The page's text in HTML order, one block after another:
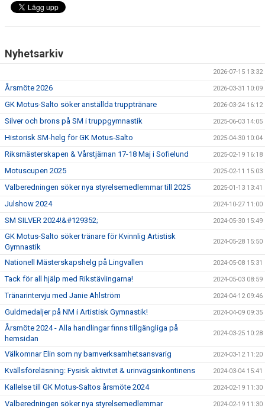
Nyhetsarkiv
2026-07-15 13:32
Årsmöte 2026 2026-03-31 10:09
GK Motus-Salto söker anställda trupptränare 2026-03-24 16:12
Silver och brons på SM i truppgymnastik 2025-06-03 14:05
Historisk SM-helg för GK Motus-Salto 2025-04-30 10:04
Riksmästerskapen & Vårstjärnan 17-18 Maj i Sofielund 2025-02-19 16:18
Motuscupen 2025 2025-02-11 15:03
Valberedningen söker nya styrelsemedlemmar till 2025 2025-01-13 13:41
Julshow 2024 2024-10-27 11:00
SM SILVER 2024!&#129352; 2024-05-30 15:49
GK Motus-Salto söker tränare för Kvinnlig Artistisk
Gymnastik
2024-05-28 15:50
Nationell Mästerskapshelg på Lingvallen 2024-05-08 15:31
Tack för all hjälp med Rikstävlingarna! 2024-05-03 08:59
Tränarintervju med Janie Ahlström 2024-04-12 09:46
Guldmedaljer på NM i Artistisk Gymnastik! 2024-04-09 09:35
Årsmöte 2024 - Alla handlingar finns tillgängliga på
hemsidan
2024-03-25 10:28
Välkomnar Elin som ny barnverksamhetsansvarig 2024-03-12 11:20
Kvällsföreläsning: Fysisk aktivitet & urinvägsinkontinens 2024-03-04 15:41
Kallelse till GK Motus-Saltos årsmöte 2024 2024-02-19 11:30
Valberedningen söker nya styrelsemedlemmar 2024-02-19 11:30